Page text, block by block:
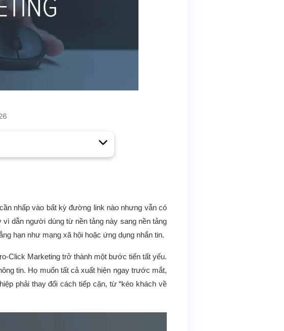
nhấp vào bất kỳ đường link nào nhưng vẫn có
dẫn người dùng từ nền tảng này sang nền tảng
hạn như mạng xã hội hoặc ứng dụng nhắn tin.
Click Marketing trở thành một bước tiến tất yếu.
tin. Họ muốn tất cả xuất hiện ngay trước mắt,
phải thay đổi cách tiếp cận, từ “kéo khách về